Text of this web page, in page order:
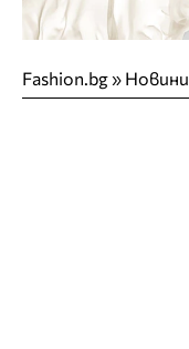
Fashion.bg» Новини